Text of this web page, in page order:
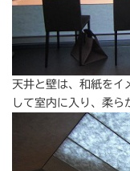
天井と壁は、和紙をイ
して室内に入り、柔ら